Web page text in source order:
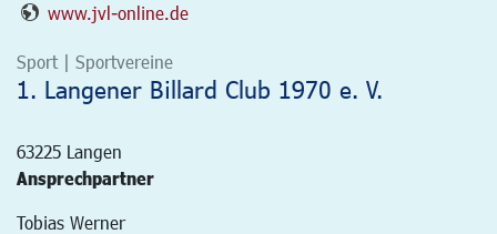
www.jvl-online.de
Sport | Sportvereine
1. Langener Billard Club 1970 e. V.
63225 Langen
Ansprechpartner
Tobias Werner